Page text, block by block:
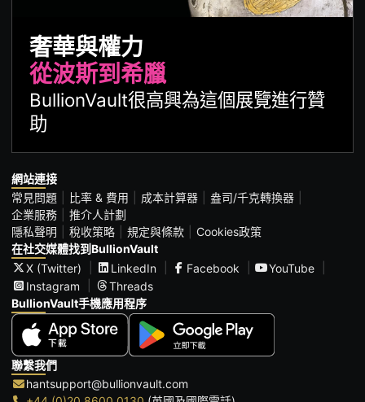
奢華與權力
從波斯到希臘
BullionVault很高興為這個展覽進行贊
助
網站連接
常見問題
比率 & 費用 成本計算器
盎司/千克轉換器
企業服務
推介人計劃
隱私聲明
稅收策略 規定與條款
Cookies政策
在社交媒體找到BullionVault
X (Twitter)
LinkedIn Facebook
YouTube
Instagram
Threads
BullionVault手機應用程序
聯繫我們
hantsupport@bullionvault.com